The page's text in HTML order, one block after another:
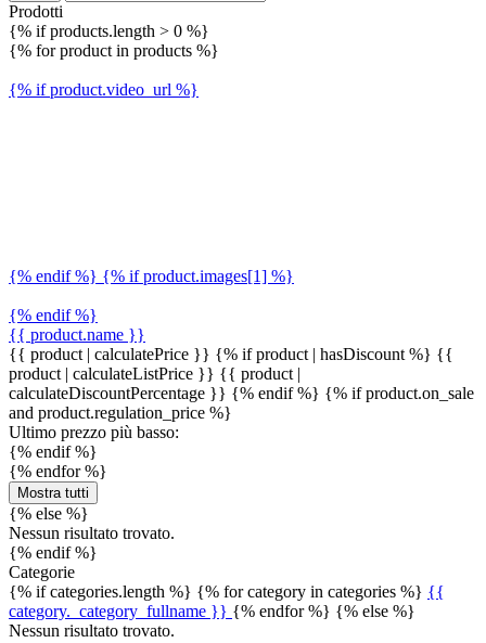
Prodotti
{% if products.length > 0 %}
{% for product in products %}
{% if product.video_url %}
{% endif %} {% if product.images[1] %}
{% endif %}
{{ product.name }}
{{ product | calculatePrice }} {% if product | hasDiscount %} {{
product | calculateListPrice }} {{ product |
calculateDiscountPercentage }} {% endif %} {% if product.on_sale
and product.regulation_price %}
Ultimo prezzo più basso:
{% endif %}
{% endfor %}
Mostra tutti
{% else %}
Nessun risultato trovato.
{% endif %}
Categorie
{% if categories.length %} {% for category in categories %} {{
category._category_fullname }} {% endfor %} {% else %}
Nessun risultato trovato.